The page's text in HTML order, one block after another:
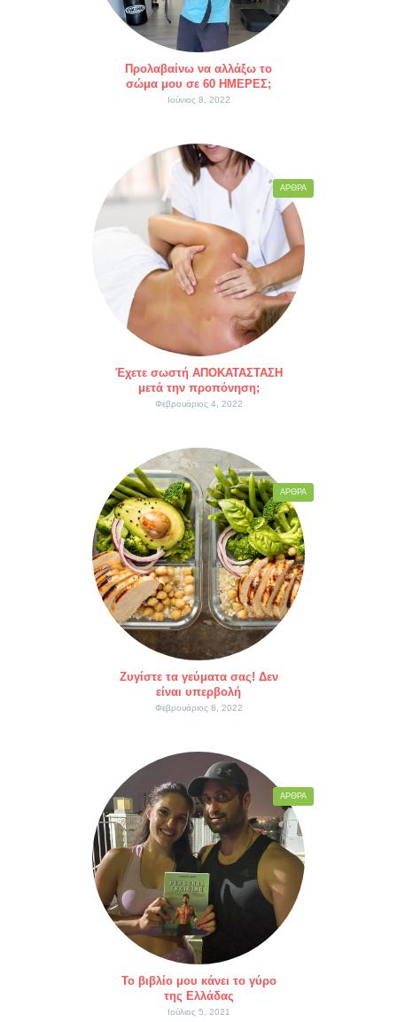
Προλαβαίνω να αλλάξω το
σώμα μου σε 60 ΗΜΕΡΕΣ;
Ιούνιος 8, 2022
Έχετε σωστή ΑΠΟΚΑΤΑΣΤΑΣΗ
μετά την προπόνηση;
Φεβρουάριος 4, 2022
ΆΡΘΡΑ
Ζυγίστε τα γεύματα σας! Δεν
είναι υπερβολή
Φεβρουάριος 8, 2022
ΆΡΘΡΑ
Το βιβλίο μου κάνει το γύρο
της Ελλάδας
Ιούλιος 5, 2021
ΆΡΘΡΑ